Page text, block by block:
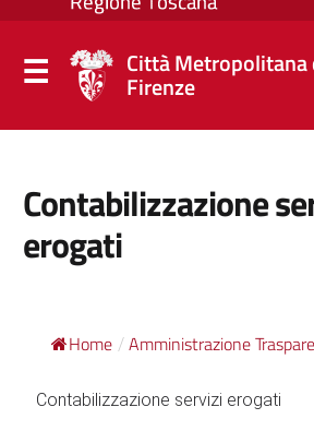
Città Metropolitana
Firenze
Contabilizzazione
erogati
Home / Amministrazione
Contabilizzazione servizi erogati